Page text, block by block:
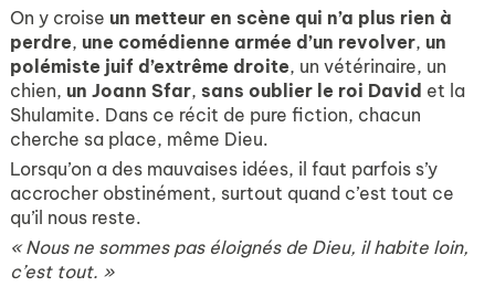
On y croise un metteur en scène qui n’a plus rien à
perdre, une comédienne armée d’un revolver, un
polémiste juif d’extrême droite, un vétérinaire, un
chien, un Joann Sfar, sans oublier le roi David et la
Shulamite. Dans ce récit de pure fiction, chacun
cherche sa place, même Dieu.
Lorsqu’on a des mauvaises idées, il faut parfois s’y
accrocher obstinément, surtout quand c’est tout ce
qu’il nous reste.
« Nous ne sommes pas éloignés de Dieu, il habite loin,
c’est tout. »